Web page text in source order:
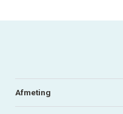
Afmeting